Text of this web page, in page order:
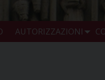
AUTORIZZAZIONI